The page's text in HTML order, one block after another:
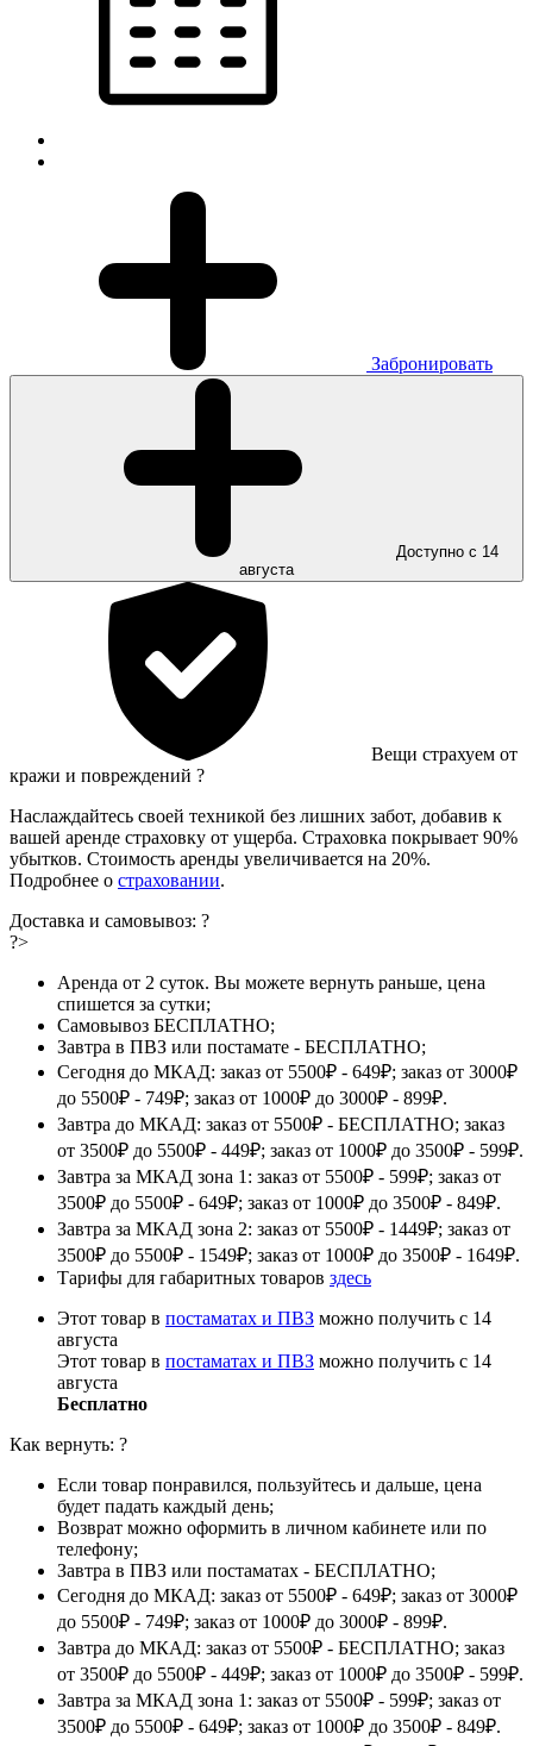
Забронировать
Доступно с 14
августа
Вещи страхуем от
кражи и повреждений ?
Наслаждайтесь своей техникой без лишних забот, добавив к
вашей аренде страховку от ущерба. Страховка покрывает 90%
убытков. Стоимость аренды увеличивается на 20%.
Подробнее о страховании.
Доставка и самовывоз: ?
?>
Аренда от 2 суток. Вы можете вернуть раньше, цена
спишется за сутки;
Самовывоз БЕСПЛАТНО;
Завтра в ПВЗ или постамате - БЕСПЛАТНО;
Сегодня до МКАД: заказ от 5500₽ - 649₽; заказ от 3000₽
до 5500₽ - 749₽; заказ от 1000₽ до 3000₽ - 899₽.
Завтра до МКАД: заказ от 5500₽ - БЕСПЛАТНО; заказ
от 3500₽ до 5500₽ - 449₽; заказ от 1000₽ до 3500₽ - 599₽.
Завтра за МКАД зона 1: заказ от 5500₽ - 599₽; заказ от
3500₽ до 5500₽ - 649₽; заказ от 1000₽ до 3500₽ - 849₽.
Завтра за МКАД зона 2: заказ от 5500₽ - 1449₽; заказ от
3500₽ до 5500₽ - 1549₽; заказ от 1000₽ до 3500₽ - 1649₽.
Тарифы для габаритных товаров здесь
Этот товар в постаматах и ПВЗ можно получить с 14
августа
Этот товар в постаматах и ПВЗ можно получить с 14
августа
Бесплатно
Как вернуть: ?
Если товар понравился, пользуйтесь и дальше, цена
будет падать каждый день;
Возврат можно оформить в личном кабинете или по
телефону;
Завтра в ПВЗ или постаматах - БЕСПЛАТНО;
Сегодня до МКАД: заказ от 5500₽ - 649₽; заказ от 3000₽
до 5500₽ - 749₽; заказ от 1000₽ до 3000₽ - 899₽.
Завтра до МКАД: заказ от 5500₽ - БЕСПЛАТНО; заказ
от 3500₽ до 5500₽ - 449₽; заказ от 1000₽ до 3500₽ - 599₽.
Завтра за МКАД зона 1: заказ от 5500₽ - 599₽; заказ от
3500₽ до 5500₽ - 649₽; заказ от 1000₽ до 3500₽ - 849₽.